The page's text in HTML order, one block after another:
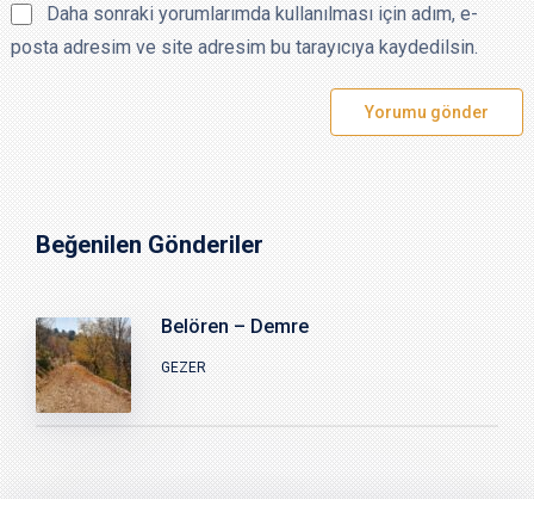
Daha sonraki yorumlarımda kullanılması için adım, e-
posta adresim ve site adresim bu tarayıcıya kaydedilsin.
Beğenilen Gönderiler
Belören – Demre
GEZER